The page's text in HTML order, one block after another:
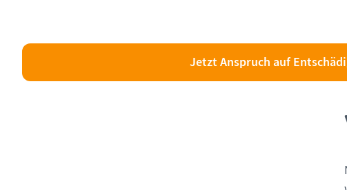
Jetzt Anspruch auf